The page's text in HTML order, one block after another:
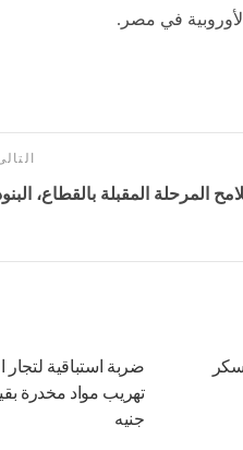
في مصر.
المرحلة المقبلة بالقطاع،
ضربة استباقية
جنيه